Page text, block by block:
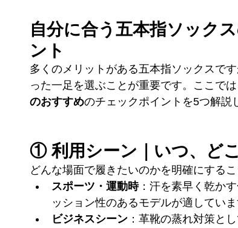
自分に合う五本指ソック
ント
多くのメリットがある五本指ソックスで
った一足を選ぶことが重要です。ここで
のおすすめのチェックポイントを5つ解説
① 利用シーン｜いつ、ど
どんな場面で履きたいのかを明確にする
スポーツ・運動時：汗を素早く乾か
ッション性のあるモデルが適していま
ビジネスシーン ：革靴の蒸れ対策と